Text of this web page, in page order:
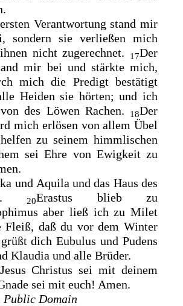
Verantwortung stand mir
sondern sie verließen mich
nicht zugerechnet.
17Der
mir bei und stärkte mich,
mich die Predigt bestätigt
Heiden sie hörten; und ich
des Löwen Rachen.
18Der
mich erlösen von allem Übel
zu seinem himmlischen
sei Ehre von Ewigkeit zu
und Aquila unddas Haus des
20Erastus blieb zu
aber ließ ich zu Milet
Fleiß, daß du vor dem Winter
dich Eubulus und Pudens
Klaudia und alle Brüder.
Christus sei mit deinem
sei mit euch! Amen.
Public Domain